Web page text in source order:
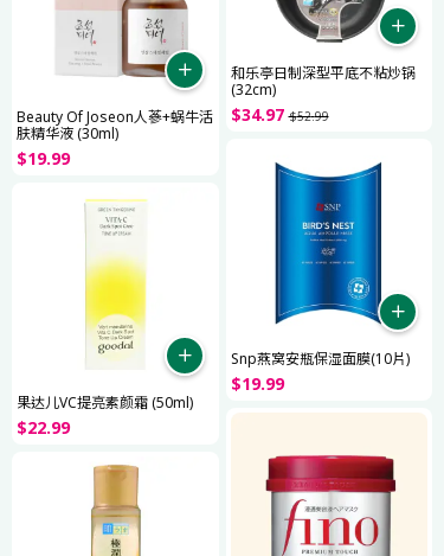
和乐亭日制深型平底不粘炒锅
(32cm)
$34.97 $52.99
Beauty Of Joseon人蔘+蜗牛活
肤精华液 (30ml)
$19.99
Snp燕窝安瓶保湿面膜(10片)
$19.99
果达儿VC提亮素颜霜 (50ml)
$22.99